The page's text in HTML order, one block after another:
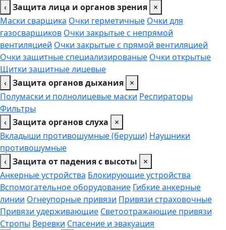
‹ Защита лица и органов зрения ×
Маски сварщика Очки герметичные Очки для
газосварщиков Очки закрытые с непрямой
вентиляцией Очки закрытые с прямой вентиляцией
Очки защитные специализированые Очки открытые
Щитки защитные лицевые
‹ Защита органов дыхания ×
Полумаски и полнолицевые маски Респираторы
Фильтры
‹ Защита органов слуха
×
Вкладыши противошумные (беруши) Наушники
противошумные
‹ Защита от падения с высоты
×
Анкерные устройства Блокирующие устройства
Вспомогательное оборудование Гибкие анкерные
линии Огнеупорные привязи Привязи страховочные
Привязи удерживающие Светоотражающие привязи
Стропы Веревки Спасение и эвакуация